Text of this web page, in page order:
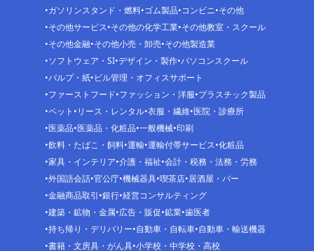
ガソリンスタンド・燃料 ゴム製品 コンビニ その他
その他サービス その他の化学工業 その他教室・スクール
その他金融 その他小売・卸売 その他製造業
ソフトウェア・SI デザイン・製作 パソコンスクール
パルプ・紙 ビル管理・オフィスサポート
ファーストフード ファッション・洋服 プラスチック製品
ペット リース・レンタル 衣服・繊維 医院・診療所
医薬品 医薬品・化粧品 一般機械 印刷
飲料・たばこ・飼料 運輸 運輸付帯サービス 化粧品
家具・インテリア 介護・福祉 会計・税務・法務・労務
外国語会話 官公庁 機械器具 喫茶店 居酒屋・バー
金融商品取引 銀行 経営コンサルティング
建築・鉱物・金属 広告・販促 鉱業 歯医者
持ち帰り・デリバリー 自動車・自転車 自動車・輸送機器
書籍・文房具・がん具 小学校・中学校・高校